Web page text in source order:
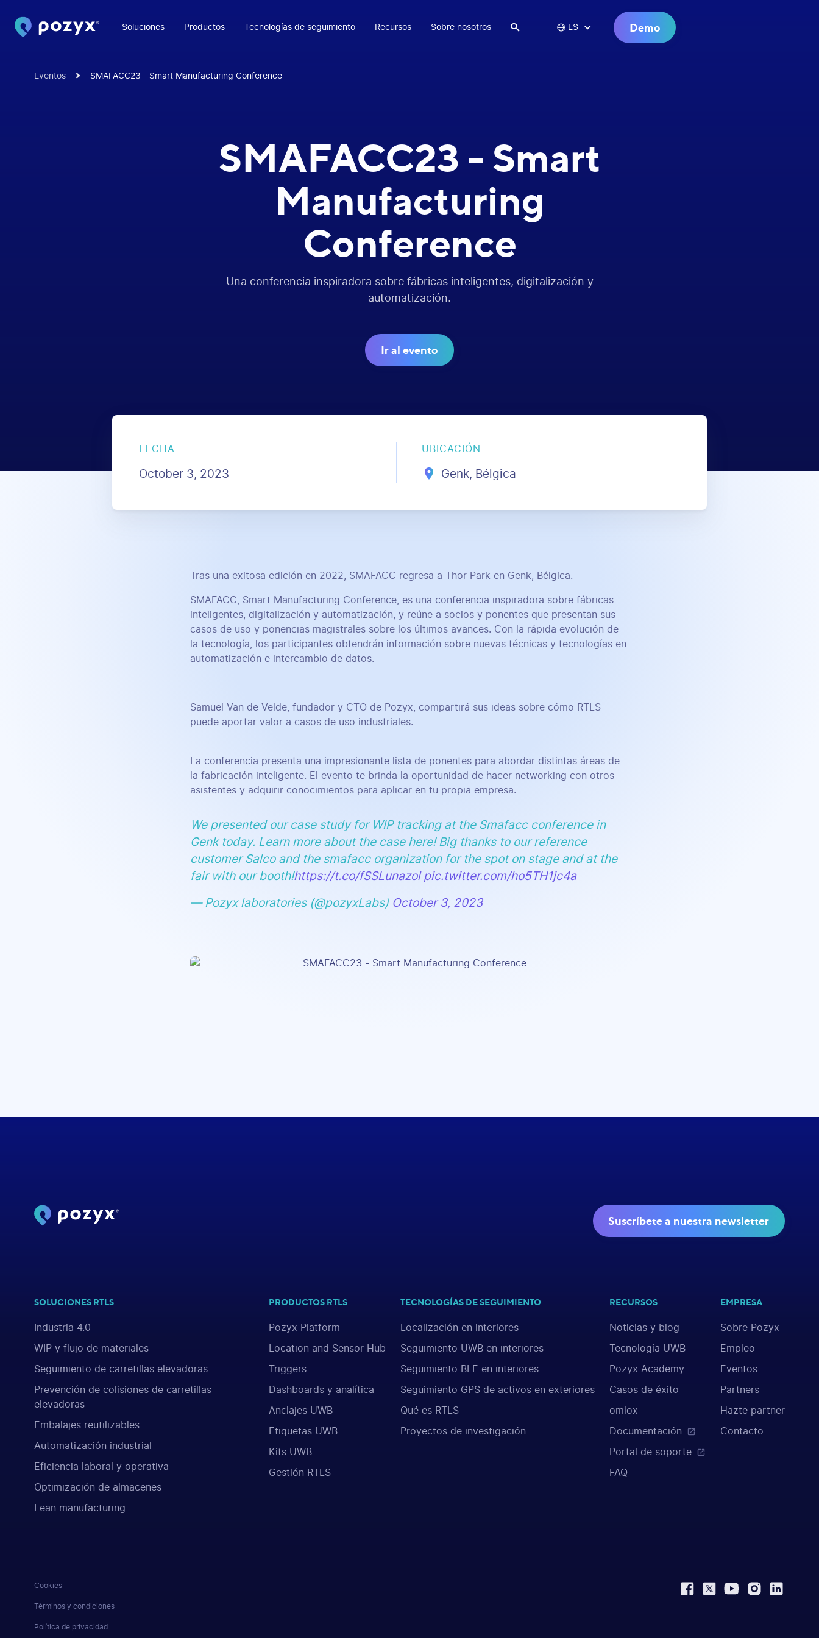
Soluciones Productos Tecnologías de seguimiento Recursos Sobre nosotros   ES Demo
Eventos SMAFACC23 - Smart Manufacturing Conference
SMAFACC23 - Smart
Manufacturing
Conference
Una conferencia inspiradora sobre fábricas inteligentes, digitalización y
automatización.
Ir al evento
FECHA
October 3, 2023
UBICACIÓN
Genk, Bélgica
Tras una exitosa edición en 2022, SMAFACC regresa a Thor Park en Genk, Bélgica.
SMAFACC, Smart Manufacturing Conference, es una conferencia inspiradora sobre fábricas
inteligentes, digitalización y automatización, y reúne a socios y ponentes que presentan sus
casos de uso y ponencias magistrales sobre los últimos avances. Con la rápida evolución de
la tecnología, los participantes obtendrán información sobre nuevas técnicas y tecnologías en
automatización e intercambio de datos.
Samuel Van de Velde, fundador y CTO de Pozyx, compartirá sus ideas sobre cómo RTLS
puede aportar valor a casos de uso industriales.
La conferencia presenta una impresionante lista de ponentes para abordar distintas áreas de
la fabricación inteligente. El evento te brinda la oportunidad de hacer networking con otros
asistentes y adquirir conocimientos para aplicar en tu propia empresa.
We presented our case study for WIP tracking at the Smafacc conference in
Genk today. Learn more about the case here! Big thanks to our reference
customer Salco and the smafacc organization for the spot on stage and at the
fair with our booth!https://t.co/fSSLunazol pic.twitter.com/ho5TH1jc4a
— Pozyx laboratories (@pozyxLabs) October 3, 2023
Suscríbete a nuestra newsletter
SOLUCIONES RTLS
Industria 4.0
WIP y flujo de materiales
Seguimiento de carretillas elevadoras
Prevención de colisiones de carretillas
elevadoras
Embalajes reutilizables
Automatización industrial
Eficiencia laboral y operativa
Optimización de almacenes
Lean manufacturing
PRODUCTOS RTLS
Pozyx Platform
Location and Sensor Hub
Triggers
Dashboards y analítica
Anclajes UWB
Etiquetas UWB
Kits UWB
Gestión RTLS
TECNOLOGÍAS DE SEGUIMIENTO
Localización en interiores
Seguimiento UWB en interiores
Seguimiento BLE en interiores
Seguimiento GPS de activos en exteriores
Qué es RTLS
Proyectos de investigación
RECURSOS
Noticias y blog
Tecnología UWB
Pozyx Academy
Casos de éxito
omlox
Documentación
Portal de soporte
FAQ
EMPRESA
Sobre Pozyx
Empleo
Eventos
Partners
Hazte partner
Contacto
Cookies
Términos y condiciones
Política de privacidad